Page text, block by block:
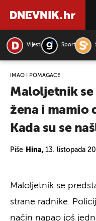
Vijesti Sport
IMAO I POMAGAČE
Maloljetnik
žena i mamio
Kada su se
Piše Hina, 13. listopada
Maloljetnik se
strane radnike.
način napao još
PRETRAŽITE VIJESTI